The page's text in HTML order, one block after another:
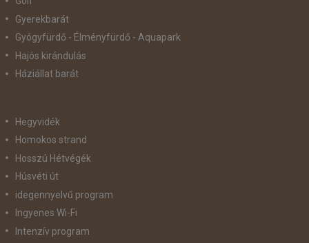
Gyerekbarát
Gyógyfürdő - Élményfürdő - Aquapark
Hajós kirándulás
Háziállat barát
Hegyvidék
Homokos strand
Hosszú Hétvégék
Húsvéti út
idegennyelvű program
Ingyenes Wi-Fi
Intenzív program